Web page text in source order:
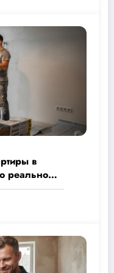
в
реально
— полный